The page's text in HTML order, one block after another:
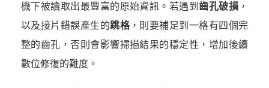
機下被讀取出最豐富的原始資訊。若遇到齒孔破損 ，
以及接片錯誤產生的跳格，則要補足到一格有四個完
整的齒孔，否則會影響掃描結果的穩定性，增加後續
數位修復的難度。